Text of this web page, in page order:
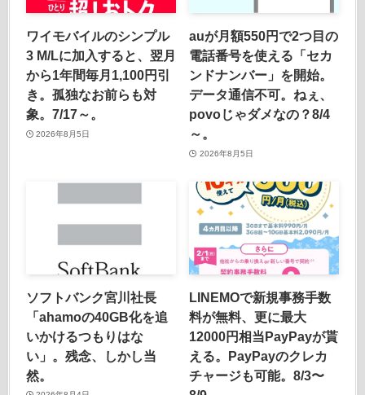
ワイモバイルのシンプル
3 M/Lに加入すると、翌月
から1年間毎月1,100円引
き。孤独なお前らも対
象。7/17～。
2026年8月5日
auが月額550円で2つ目の
電話番号を使える「セカ
ンドナンバー」を開始。
データ通信不可。ねぇ、
povoじゃダメなの？8/4
～。
2026年8月5日
ソフトバンク宮川社長
「ahamoの40GB化を追
いかけるつもりはな
い」。残念、しかし当
然。
LINEMOで新規事務手数
料が無料、更に最大
12000円相当PayPayが貰
える。PayPayのクレカ
チャージも可能。8/3〜